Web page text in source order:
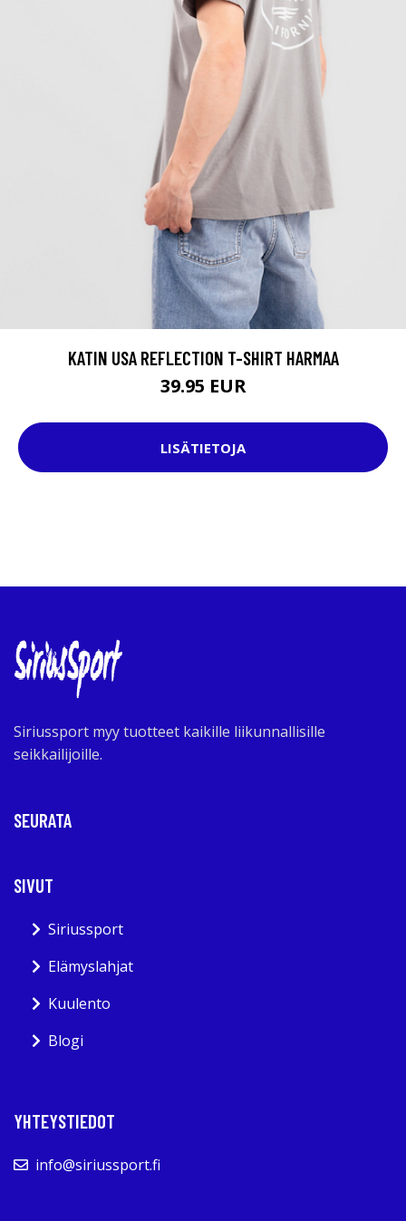
KATIN USA REFLECTION T-SHIRT HARMAA
39.95 EUR
LISÄTIETOJA
Siriussport myy tuotteet kaikille liikunnallisille
seikkailijoille.
SEURATA
SIVUT
Siriussport
Elämyslahjat
Kuulento
Blogi
YHTEYSTIEDOT
info@siriussport.fi